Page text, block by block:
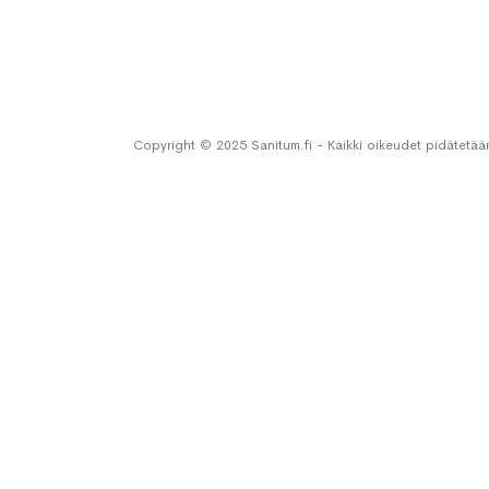
Copyright © 2025 Sanitum.fi - Kaikki oikeudet